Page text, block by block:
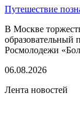
Путешествие
В Москве
образовательный
Росмолодежи
06.08.2026
Лента новостей